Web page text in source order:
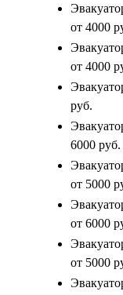
от 4000
от 4000
руб.
6000 руб.
от 5000
от 6000
от 5000